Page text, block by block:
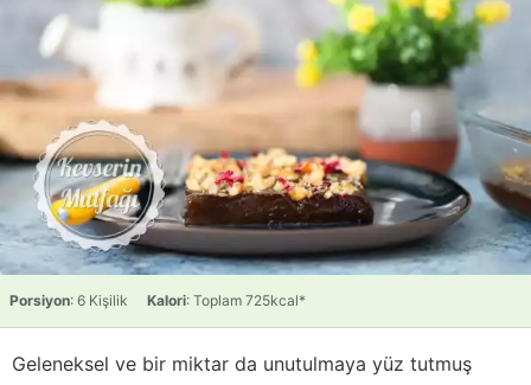
Porsiyon: 6 Kişilik Kalori: Toplam 725kcal*
Geleneksel ve bir miktar da unutulmaya yüz tutmuş